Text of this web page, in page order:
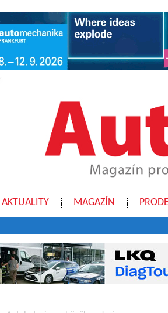
AKTUALITY MAGAZÍN